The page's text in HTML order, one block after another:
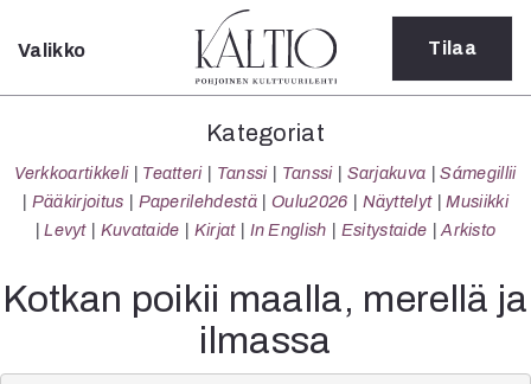
Sulje
Kategoriat
Verkkoartikkeli
Teatteri
Tanssi
Sarjakuva
Sámegillii
Pääkirjoitus
Paperilehdestä
Valikko Tilaa
Kategoriat
Verkkoartikkeli Teatteri Tanssi Tanssi Sarjakuva
Sámegillii
Pääkirjoitus
Paperilehdestä Oulu2026 Näyttelyt
Musiikki
Levyt
Kuvataide Kirjat In English Esitystaide Arkisto
Kotkan poikii maalla, merellä ja
ilmassa